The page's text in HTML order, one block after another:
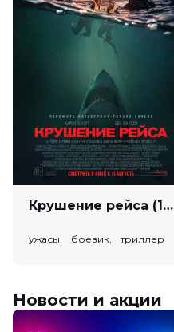
Крушение рейса (18+)
ужасы, боевик, триллер
Новости и акции